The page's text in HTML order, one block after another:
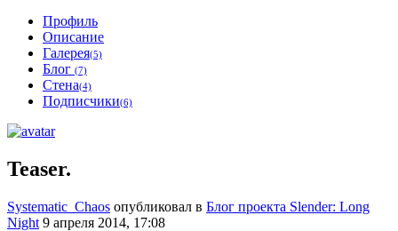
Профиль
Описание
Галерея(5)
Блог (7)
Стена(4)
Подписчики(6)
Teaser.
Systematic_Chaos опубликовал в Блог проекта Slender: Long
Night 9 апреля 2014, 17:08